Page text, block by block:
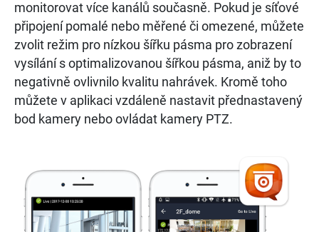
monitorovat více kanálů současně. Pokud je síťové
připojení pomalé nebo měřené či omezené, můžete
zvolit režim pro nízkou šířku pásma pro zobrazení
vysílání s optimalizovanou šířkou pásma, aniž by to
negativně ovlivnilo kvalitu nahrávek. Kromě toho
můžete v aplikaci vzdáleně nastavit přednastavený
bod kamery nebo ovládat kamery PTZ.